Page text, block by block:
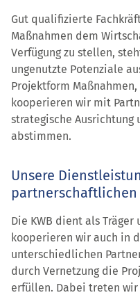
Gut qualifizierte
Maßnahmen dem
Verfügung zu stellen,
ungenutzte Potenziale
Projektform
kooperieren wir mit
strategische Ausrichtung
abstimmen.
Unsere
Die KWB dient als
kooperieren wir auch in
unterschiedlichen
durch Vernetzung die
erfüllen. Dabei treten